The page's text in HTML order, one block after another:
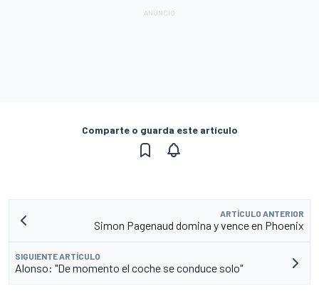
Comparte o guarda este artículo
ARTÍCULO ANTERIOR
Simon Pagenaud domina y vence en Phoenix
SIGUIENTE ARTÍCULO
Alonso: "De momento el coche se conduce solo"